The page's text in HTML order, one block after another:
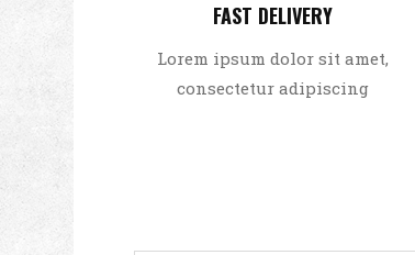
FAST DELIVERY
Lorem ipsum dolor sit amet,
consectetur adipiscing